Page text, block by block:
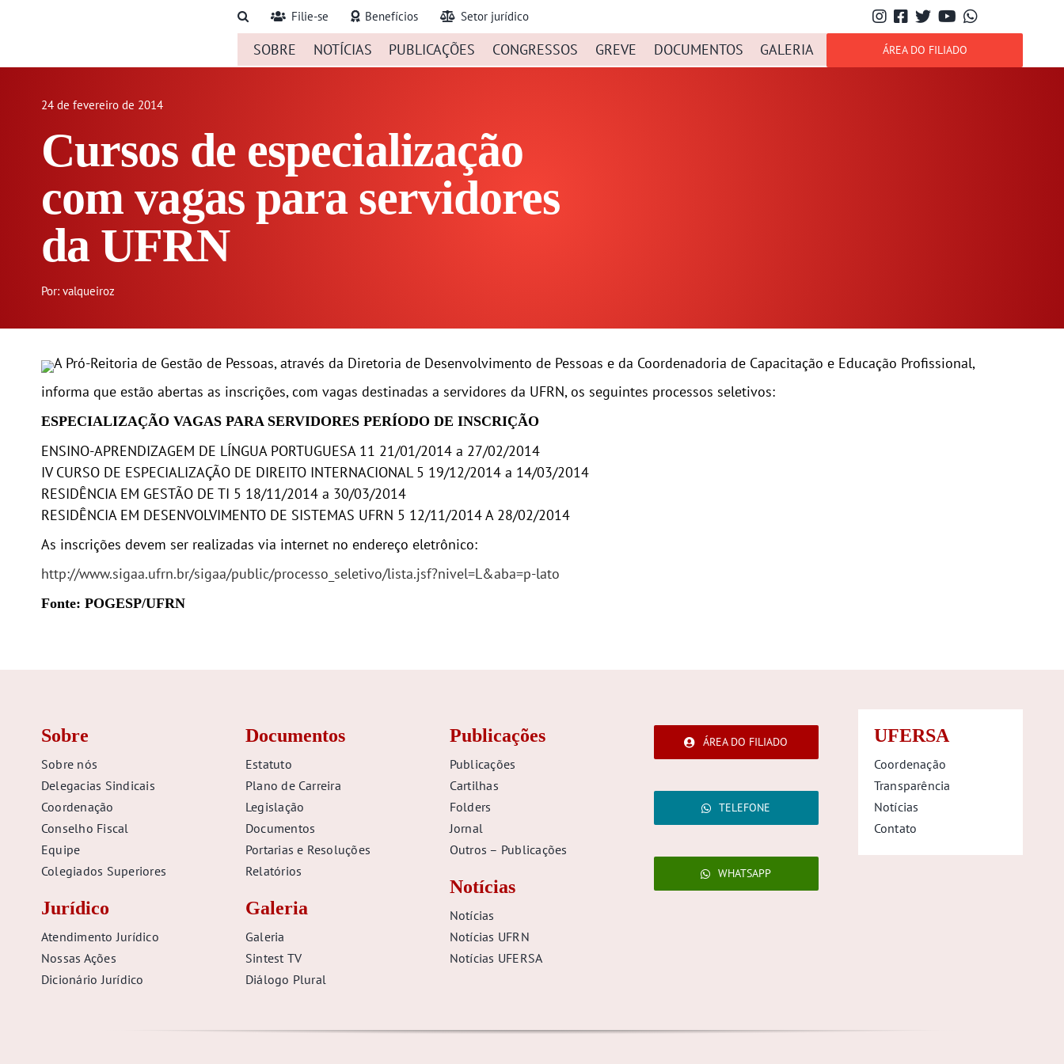
Filie-se Benefícios Setor jurídico
SOBRE NOTÍCIAS PUBLICAÇÕES CONGRESSOS GREVE DOCUMENTOS GALERIA ÁREA DO FILIADO
24 de fevereiro de 2014
Cursos de especialização
com vagas para servidores
da UFRN
Por: valqueiroz
A Pró-Reitoria de Gestão de Pessoas, através da Diretoria de Desenvolvimento de Pessoas e da Coordenadoria de Capacitação e Educação Profissional,
informa que estão abertas as inscrições, com vagas destinadas a servidores da UFRN, os seguintes processos seletivos:
ESPECIALIZAÇÃO VAGAS PARA SERVIDORES PERÍODO DE INSCRIÇÃO
ENSINO-APRENDIZAGEM DE LÍNGUA PORTUGUESA 11 21/01/2014 a 27/02/2014
IV CURSO DE ESPECIALIZAÇÃO DE DIREITO INTERNACIONAL 5 19/12/2014 a 14/03/2014
RESIDÊNCIA EM GESTÃO DE TI 5 18/11/2014 a 30/03/2014
RESIDÊNCIA EM DESENVOLVIMENTO DE SISTEMAS UFRN 5 12/11/2014 A 28/02/2014
As inscrições devem ser realizadas via internet no endereço eletrônico:
http://www.sigaa.ufrn.br/sigaa/public/processo_seletivo/lista.jsf?nivel=L&aba=p-lato
Fonte: POGESP/UFRN
Sobre
Sobre nós
Delegacias Sindicais
Coordenação
Conselho Fiscal
Equipe
Colegiados Superiores
Jurídico
Atendimento Jurídico
Nossas Ações
Dicionário Jurídico
Documentos
Estatuto
Plano de Carreira
Legislação
Documentos
Portarias e Resoluções
Relatórios
Galeria
Galeria
Sintest TV
Diálogo Plural
Publicações
Publicações
Cartilhas
Folders
Jornal
Outros – Publicações
Notícias
Notícias
Notícias UFRN
Notícias UFERSA
ÁREA DO FILIADO
TELEFONE
WHATSAPP
UFERSA
Coordenação
Transparência
Notícias
Contato